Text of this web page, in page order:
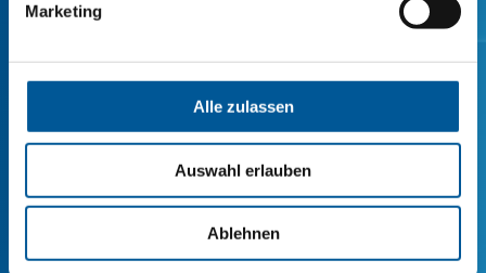
Marketing
Alle zulassen
Auswahl erlauben
Ablehnen
如果我们的调色系统无法再现某种色调，我
们也有能力用传统颜料配制出这种色调。
请与我们联系。